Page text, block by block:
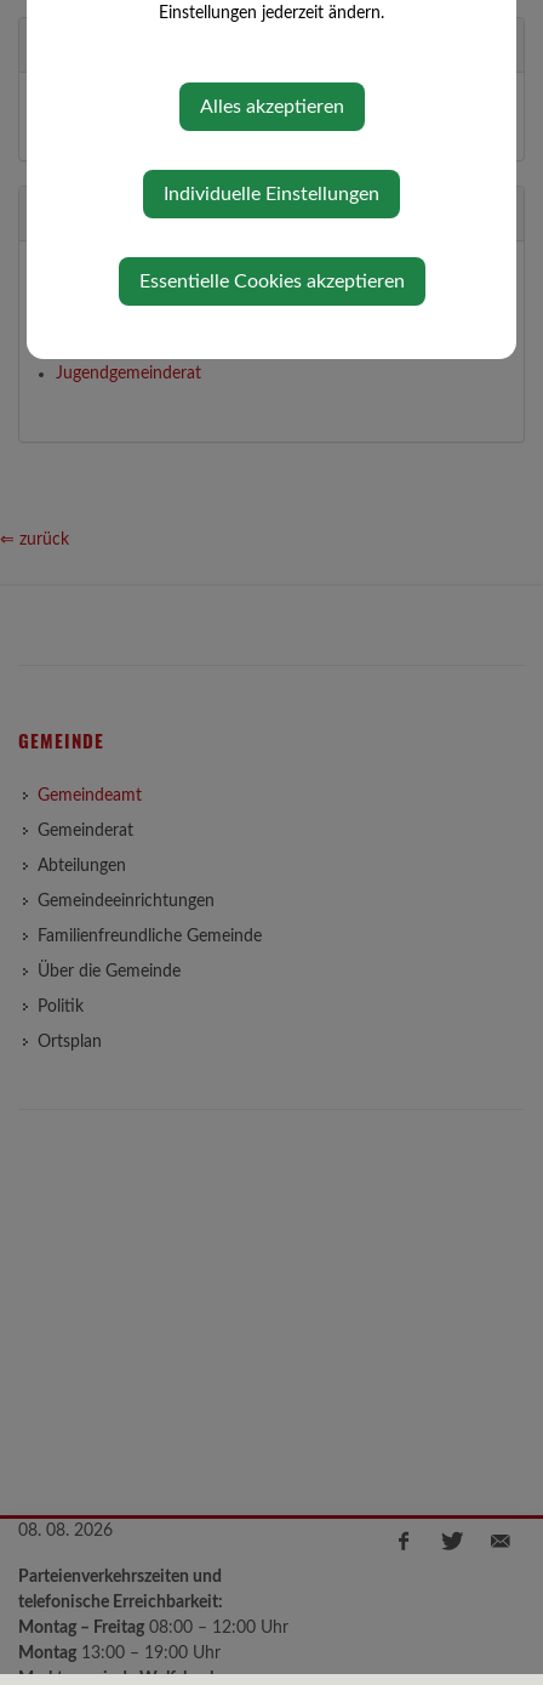
Arbeitskreis Kultur, Vereine
Arbeitskreis Straßen und Güterwege
Zuständigkeiten
Arbeitskreis Kultur, Vereine, Sport, Dorferneuerung,
Dorfkapelle, Tourismus
Jugendgemeinderat
⇐ zurück
GEMEINDE
Gemeindeamt
Gemeinderat
Abteilungen
Gemeindeeinrichtungen
Familienfreundliche Gemeinde
Über die Gemeinde
Politik
Ortsplan
08. 08. 2026
Parteienverkehrszeiten und
telefonische Erreichbarkeit:
Montag – Freitag 08:00 – 12:00 Uhr
Montag 13:00 – 19:00 Uhr
Marktgemeinde Wolfsbach
Einstellungen jederzeit ändern.
Alles akzeptieren
Individuelle Einstellungen
Essentielle Cookies akzeptieren